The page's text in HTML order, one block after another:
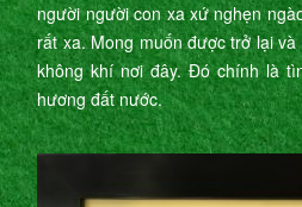
người người con xa xứ nghẹn
rất xa. Mong muốn được trở lại
không khí nơi đây. Đó chính là
hương đất nước.